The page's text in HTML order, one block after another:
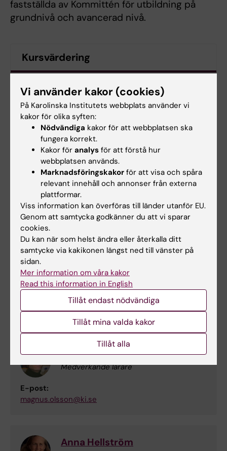
fastställda av Kommittén för utbildning på
grundnivå och avancerad nivå.
Kursvärdering
Kursvärdering Examensarbete i radiografi, 1RS033 -
HT25/VT26
Kursanalys
Kursanalys Examensarbete i radiografi, 1RS033
- HT25/VT26 (PDF, 244.11 KB)
Kontaktuppgifter
Parvin Olofsson
Kursansvarig och kursexaminator
Telefon:
+46852483501
parvin.tavakol.olofsson@ki.se
Magnus Olsson
Medverkande lärare
E-post:
magnus.olsson@ki.se
Anna Hellström
Vi använder kakor (cookies)
På Karolinska Institutets webbplats använder vi
kakor för olika syften:
Nödvändiga kakor för att webbplatsen ska
fungera korrekt.
Kakor för analys för att förstå hur
webbplatsen används.
Marknadsföringskakor för att visa och spåra
relevant innehåll och annonser från externa
plattformar.
Viss information kan överföras till länder utanför EU.
Genom att samtycka godkänner du att vi sparar
cookies.
Du kan när som helst ändra eller återkalla ditt
samtycke via kakikonen längst ned till vänster på
sidan.
Mer information om våra kakor
Read this information in English
Tillåt endast nödvändiga
Tillåt mina valda kakor
Tillåt alla